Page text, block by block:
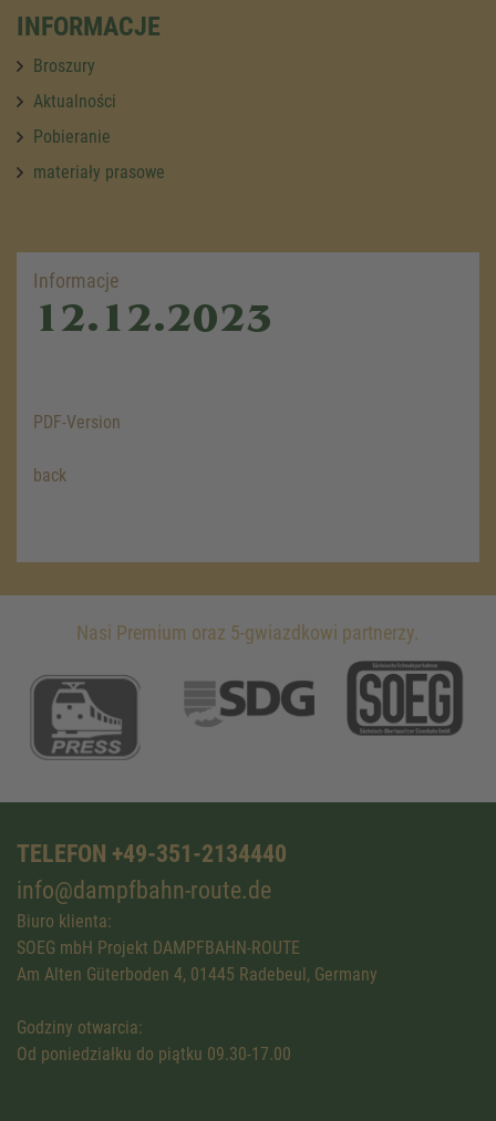
INFORMACJE
Broszury
Aktualności
Pobieranie
materiały prasowe
Informacje
12.12.2023
PDF-Version
back
Nasi Premium oraz 5-gwiazdkowi partnerzy.
TELEFON +49-351-2134440
info@dampfbahn-route.de
Biuro klienta:
SOEG mbH Projekt DAMPFBAHN-ROUTE
Am Alten Güterboden 4, 01445 Radebeul, Germany
Godziny otwarcia:
Od poniedziałku do piątku 09.30-17.00